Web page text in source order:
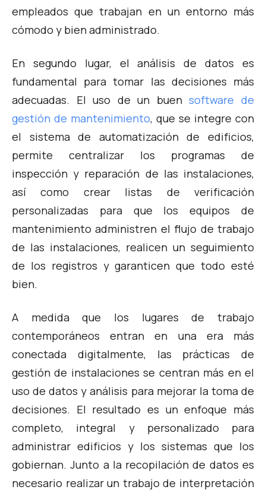
empleados que trabajan en un entorno más
cómodo y bien administrado.
En segundo lugar, el análisis de datos es
fundamental para tomar las decisiones más
adecuadas. El uso de un buensoftware de
gestión de mantenimiento, que se integre con
el sistema de automatización de edificios,
permite centralizar los programas de
inspección y reparación de las instalaciones,
así como crear listas de verificación
personalizadas para que los equipos de
mantenimiento administren el flujo de trabajo
de las instalaciones, realicen un seguimiento
de los registros y garanticen que todo esté
bien.
A medida que los lugares de trabajo
contemporáneos entran en una era más
conectada digitalmente, las prácticas de
gestión de instalaciones se centran más en el
uso de datos y análisis para mejorar la toma de
decisiones. El resultado es un enfoque más
completo, integral y personalizado para
administrar edificios y los sistemas que los
gobiernan. Junto a la recopilación de datos es
necesario realizar un trabajo de interpretación